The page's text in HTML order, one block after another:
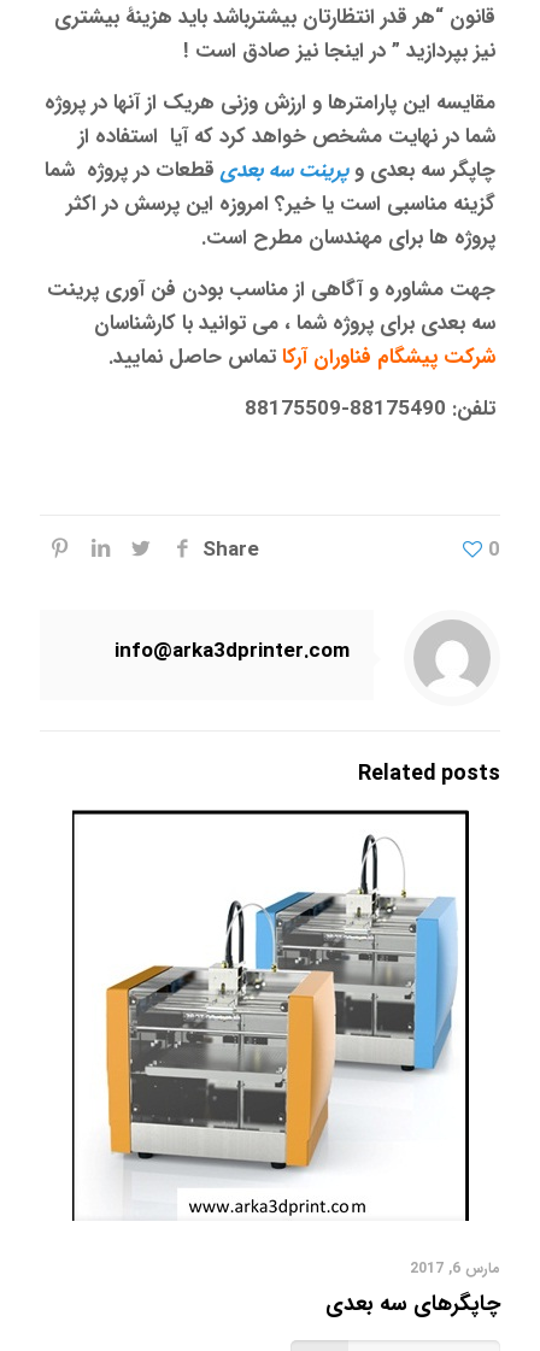
قانون “هر قدر انتظارتان بیشترباشد باید هزینۀ بیشتری
نیز بپردازید ” در اینجا نیز صادق است !
مقایسه این پارامترها و ارزش وزنی هریک از آنها در پروژه
شما در نهایت مشخص خواهد کرد که آیا استفاده از
چاپگر سه بعدی وپرینت سه بعدیقطعات در پروژه شما
گزینه مناسبی است یا خیر؟ امروزه این پرسش در اکثر
پروژه ها برای مهندسان مطرح است.
جهت مشاوره و آگاهی از مناسب بودن فن آوری پرینت
سه بعدی برای پروژه شما ، می توانید با کارشناسان
شرکت پیشگام فناوران آرکاتماس حاصل نمایید.
تلفن: 88175490-88175509
Share 0
info@arka3dprinter.com
Related posts
مارس 6, 2017
چاپگرهای سه بعدی